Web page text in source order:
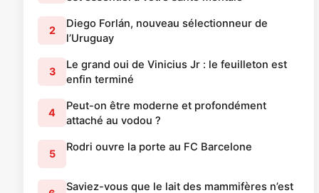
2
Diego Forlán, nouveau sélectionneur de
l’Uruguay
3
Le grand oui de Vinicius Jr : le feuilleton est
enfin terminé
4
Peut-on être moderne et profondément
attaché au vodou ?
5
Rodri ouvre la porte au FC Barcelone
Saviez-vous que le lait des mammifères n’est